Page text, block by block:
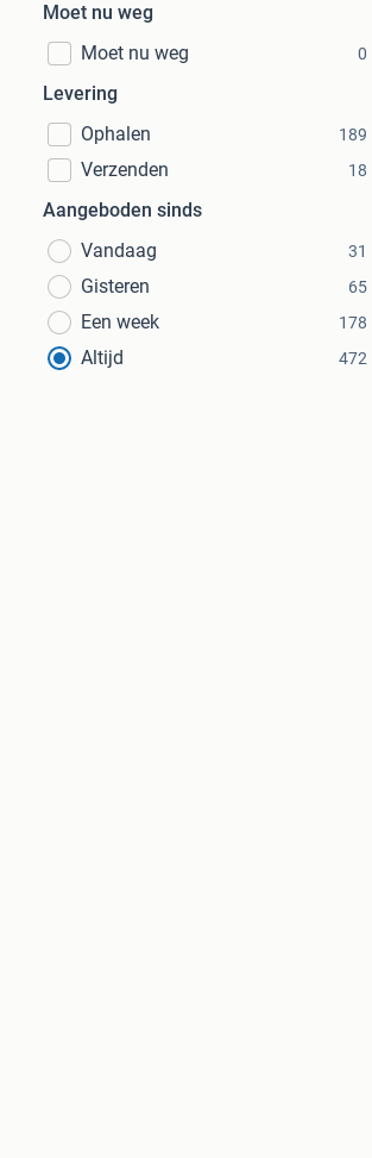
Moet nu weg
Moet nu weg
0
Levering
Ophalen
189
Verzenden 18
Aangeboden sinds
Vandaag
31
Gisteren 65
Een week 178
Altijd 472